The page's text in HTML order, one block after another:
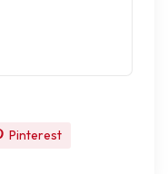
Pinterest